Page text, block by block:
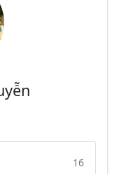
16